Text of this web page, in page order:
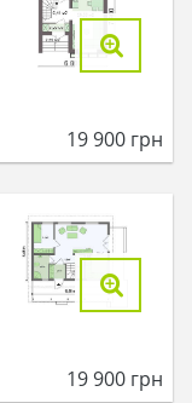
19 900 грн
19 900 грн